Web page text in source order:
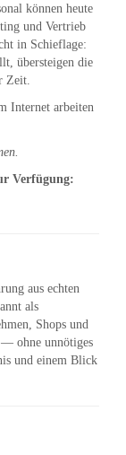
können heute
und Vertrieb
in Schieflage:
übersteigen die
Zeit.
Internet arbeiten
Verfügung:
aus echten
als
Shops und
— ohne unnötiges
und einem Blick